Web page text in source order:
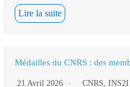
Lire la suite
Médailles du CNRS : des
21 Avril 2026 CNRS, INS2I